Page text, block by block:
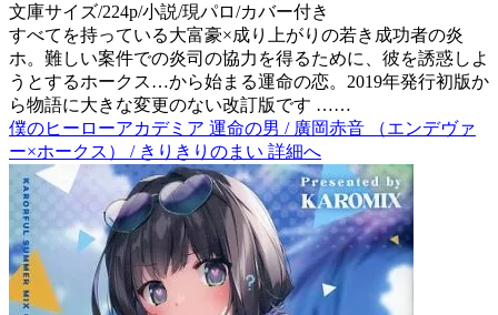
文庫サイズ/224p/小説/現パロ/カバー付き
すべてを持っている大富豪×成り上がりの若き成功者の炎
ホ。難しい案件での炎司の協力を得るために、彼を誘惑しよ
うとするホークス…から始まる運命の恋。2019年発行初版か
ら物語に大きな変更のない改訂版です ……
僕のヒーローアカデミア 運命の男 / 廣岡赤音 （エンデヴァ
ー×ホークス） / きりきりのまい 詳細へ